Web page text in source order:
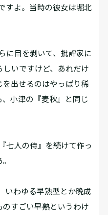
すよ。当時の彼女は堀北
に目を剥いて、批評家に
いですけど、あれだけ
出せるのはやっぱり稀
小津の『麦秋』と同じ
七人の侍』を続けて作っ
いわゆる早熟型とか晩成
すごい早熟というわけ